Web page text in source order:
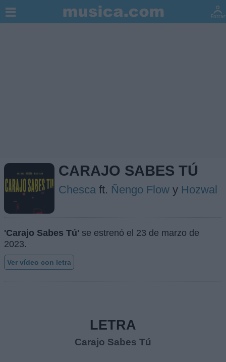
CARAJO SABES TÚ
Chesca ft. Ñengo Flow y Hozwal
'Carajo Sabes Tú' se estrenó el 23 de marzo de
2023.
Ver vídeo con letra
LETRA
Carajo Sabes Tú